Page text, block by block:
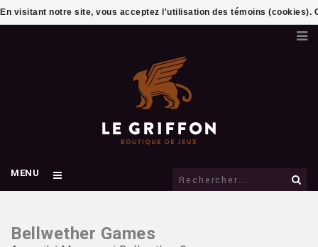
MENU
Bellwether Games
En visitant notre site, vous acceptez l'utilisation des témoins